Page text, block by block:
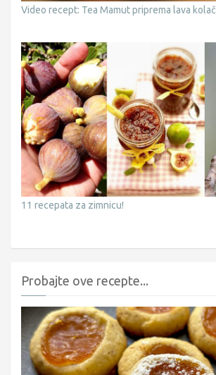
Video recept: Tea Mamut priprema lava kolač
11 recepata za zimnicu!
Probajte ove recepte...